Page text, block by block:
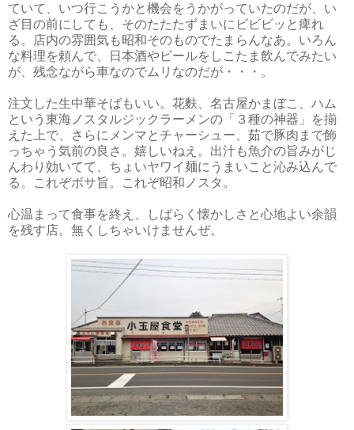
ていて、いつ行こうかと機会をうかがっていたのだが、い
ざ目の前にしても、そのたたたずまいにビビビッと痺れ
る。店内の雰囲気も昭和そのものでたまらんなあ。いろん
な料理を頼んで、日本酒やビールをしこたま飲んでみたい
が、残念ながら車なのでムリなのだが・・・。
注文した生中華そばもいい。花麩、名古屋かまぼこ、ハム
という東海ノスタルジックラーメンの「３種の神器」を揃
えた上で、さらにメンマとチャーシュー、茹で豚肉まで飾
っちゃう気前の良さ。嬉しいねえ。出汁も魚介の旨みがじ
んわり効いてて、ちょいヤワイ麺にうまいこと沁み込んで
る。これぞボサ旨。これぞ昭和ノスタ。
心温まって食事を終え、しばらく懐かしさと心地よい余韻
を残す店。無くしちゃいけませんぜ。